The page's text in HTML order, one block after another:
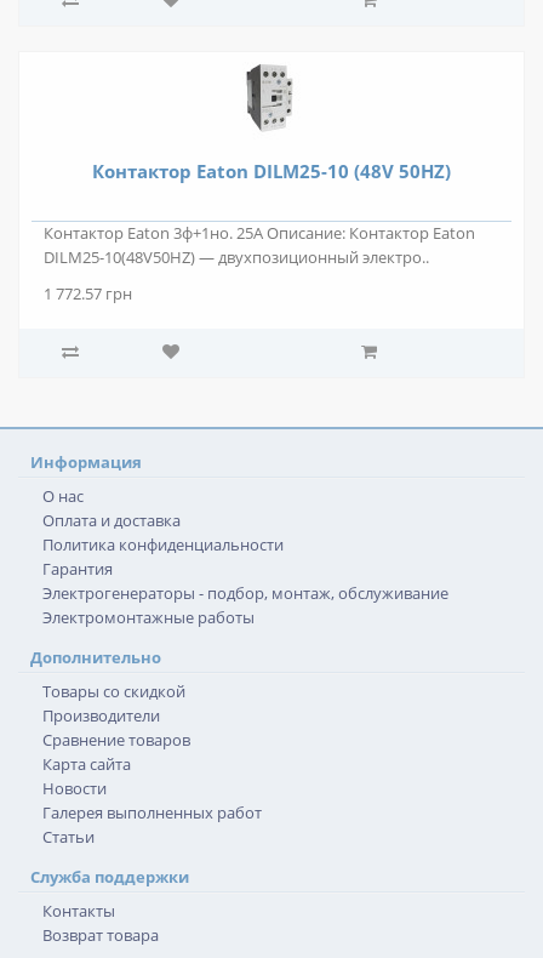
Контактор Eaton DILM25-10 (48V 50HZ)
Контактор Eaton 3ф+1но. 25А Описание: Контактор Eaton
DILM25-10(48V50HZ) — двухпозиционный электро..
1 772.57 грн
Информация
О нас
Оплата и доставка
Политика конфиденциальности
Гарантия
Электрогенераторы - подбор, монтаж, обслуживание
Электромонтажные работы
Дополнительно
Товары со скидкой
Производители
Сравнение товаров
Карта сайта
Новости
Галерея выполненных работ
Статьи
Служба поддержки
Контакты
Возврат товара